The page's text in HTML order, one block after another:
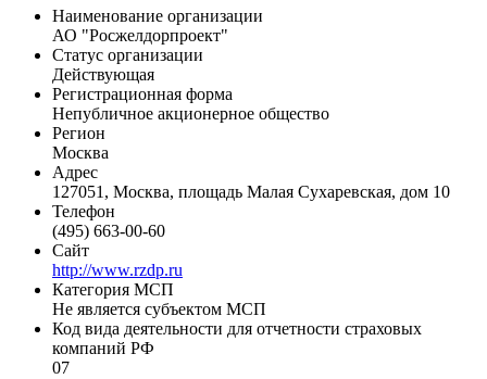
Наименование организации
АО "Росжелдорпроект"
Статус организации
Действующая
Регистрационная форма
Непубличное акционерное общество
Регион
Москва
Адрес
127051, Москва, площадь Малая Сухаревская, дом 10
Телефон
(495) 663-00-60
Сайт
http://www.rzdp.ru
Категория МСП
Не является субъектом МСП
Код вида деятельности для отчетности страховых
компаний РФ
07